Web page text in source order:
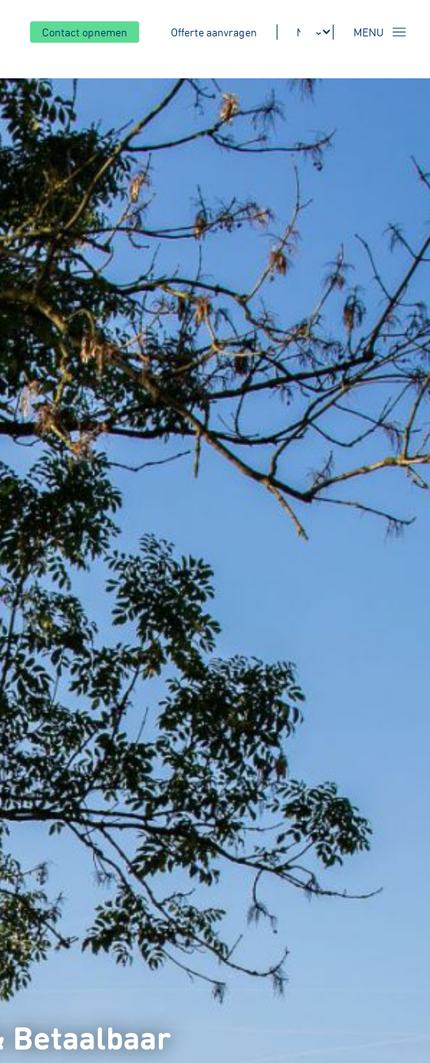
Contact opnemen Offerte aanvragen MENU
Betaalbaar